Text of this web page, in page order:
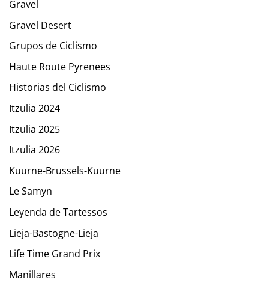
Gravel
Gravel Desert
Grupos de Ciclismo
Haute Route Pyrenees
Historias del Ciclismo
Itzulia 2024
Itzulia 2025
Itzulia 2026
Kuurne-Brussels-Kuurne
Le Samyn
Leyenda de Tartessos
Lieja-Bastogne-Lieja
Life Time Grand Prix
Manillares